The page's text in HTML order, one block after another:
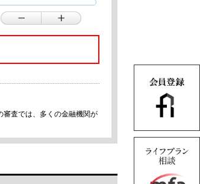
査では、多くの金融機関が